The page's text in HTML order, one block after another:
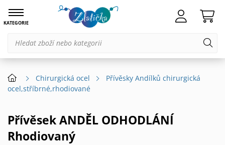
KATEGORIE
Chirurgická ocel
Přívěsky Andílků chirurgická
ocel,stříbrné,rhodiované
Přívěsek ANDĚL ODHODLÁNÍ
Rhodiovaný